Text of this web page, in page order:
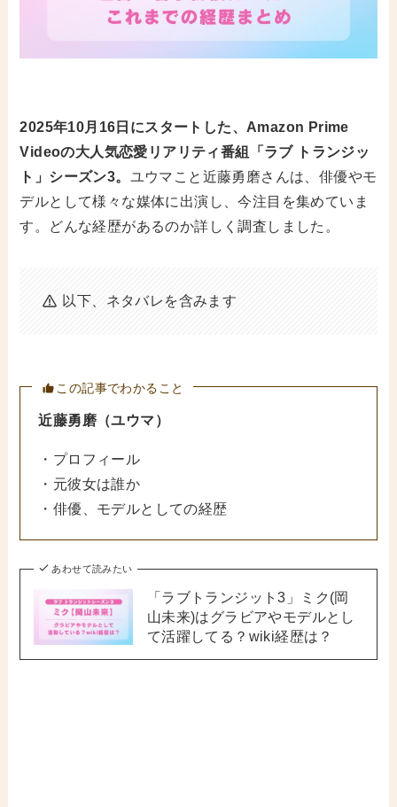
2025年10月16日にスタートした、Amazon Prime
Videoの大人気恋愛リアリティ番組「ラブ トランジッ
ト」シーズン3。 ユウマこと近藤勇磨さんは、俳優やモ
デルとして様々な媒体に出演し、今注目を集めていま
す。どんな経歴があるのか詳しく調査しました。
以下、ネタバレを含みます
この記事でわかること
近藤勇磨（ユウマ）
・プロフィール
・元彼女は誰か
・俳優、モデルとしての経歴
あわせて読みたい
「ラブトランジット3」ミク(岡
山未来)はグラビアやモデルとし
て活躍してる？wiki経歴は？